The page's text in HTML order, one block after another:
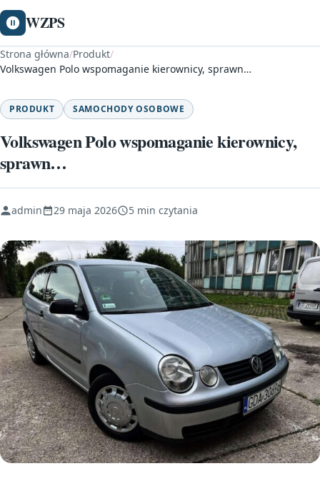
WZPS
Strona główna/Produkt/
Volkswagen Polo wspomaganie kierownicy, sprawn…
PRODUKT SAMOCHODY OSOBOWE
Volkswagen Polo wspomaganie kierownicy,
sprawn…
admin 29 maja 2026 5 min czytania